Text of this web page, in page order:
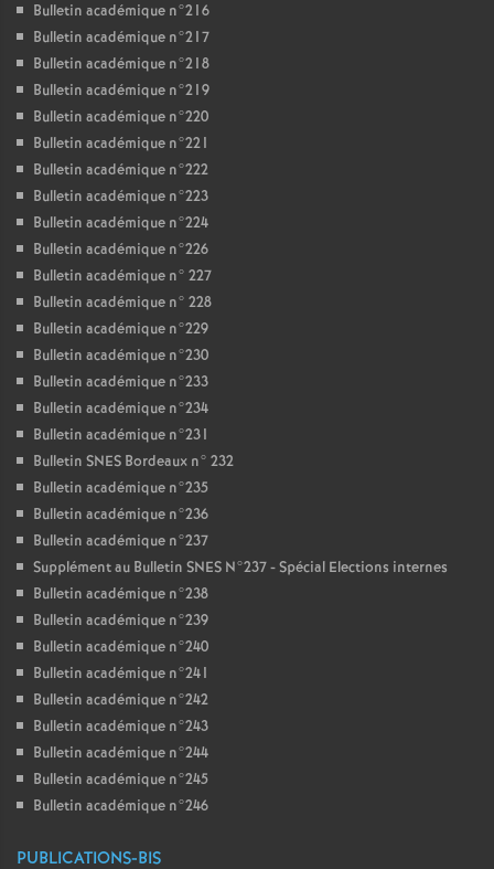
Bulletin académique n°216
Bulletin académique n°217
Bulletin académique n°218
Bulletin académique n°219
Bulletin académique n°220
Bulletin académique n°221
Bulletin académique n°222
Bulletin académique n°223
Bulletin académique n°224
Bulletin académique n°226
Bulletin académique n° 227
Bulletin académique n° 228
Bulletin académique n°229
Bulletin académique n°230
Bulletin académique n°233
Bulletin académique n°234
Bulletin académique n°231
Bulletin SNES Bordeaux n° 232
Bulletin académique n°235
Bulletin académique n°236
Bulletin académique n°237
Supplément au Bulletin SNES N°237 - Spécial Elections internes
Bulletin académique n°238
Bulletin académique n°239
Bulletin académique n°240
Bulletin académique n°241
Bulletin académique n°242
Bulletin académique n°243
Bulletin académique n°244
Bulletin académique n°245
Bulletin académique n°246
PUBLICATIONS-BIS